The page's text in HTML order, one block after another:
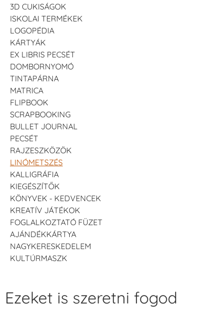
3D CUKISÁGOK
ISKOLAI TERMÉKEK
LOGOPÉDIA
KÁRTYÁK
EX LIBRIS PECSÉT
DOMBORNYOMÓ
TINTAPÁRNA
MATRICA
FLIPBOOK
SCRAPBOOKING
BULLET JOURNAL
PECSÉT
RAJZESZKÖZÖK
LINÓMETSZÉS
KALLIGRÁFIA
KIEGÉSZÍTŐK
KÖNYVEK - KEDVENCEK
KREATÍV JÁTÉKOK
FOGLALKOZTATÓ FÜZET
AJÁNDÉKKÁRTYA
NAGYKERESKEDELEM
KULTÚRMASZK
Ezeket is szeretni fogod